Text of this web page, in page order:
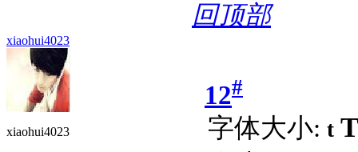
回顶部
xiaohui4023
xiaohui4023
12#
字体大小: t T